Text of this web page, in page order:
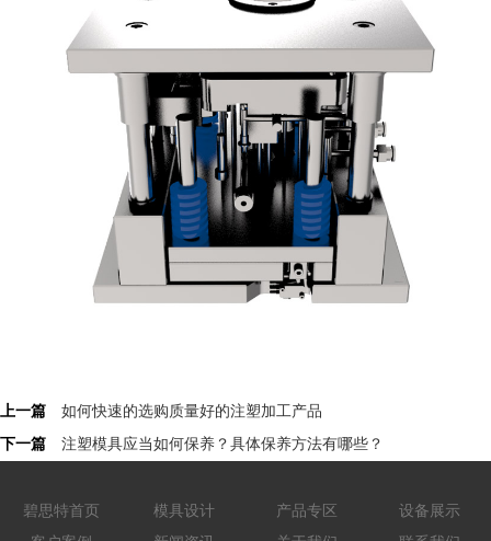
上一篇
如何快速的选购质量好的注塑加工产品
下一篇
注塑模具应当如何保养？具体保养方法有哪些？
碧思特首页 模具设计 产品专区
设备展示